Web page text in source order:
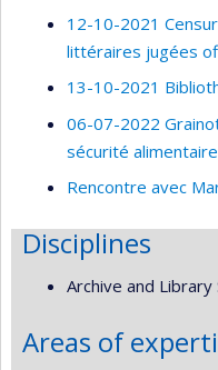
12-10-2021
littéraires jugées
13-10-2021
06-07-2022
sécurité
Rencontre avec
Disciplines
Archive and Library
Areas of